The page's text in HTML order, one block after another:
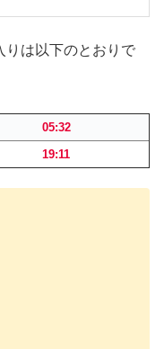
りは以下のとおりで
05:32
19:11